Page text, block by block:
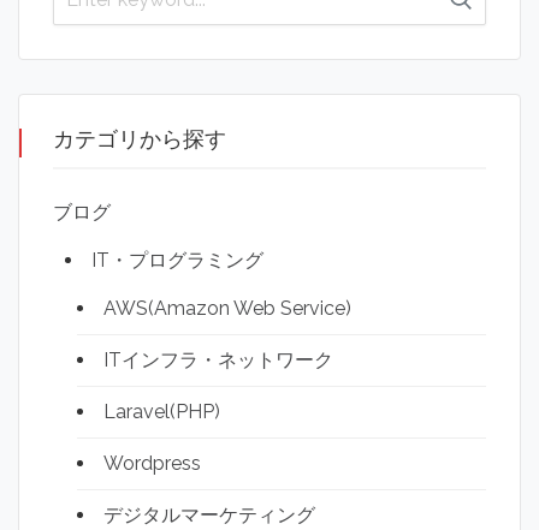
カテゴリから探す
ブログ
IT・プログラミング
AWS(Amazon Web Service)
ITインフラ・ネットワーク
Laravel(PHP)
Wordpress
デジタルマーケティング